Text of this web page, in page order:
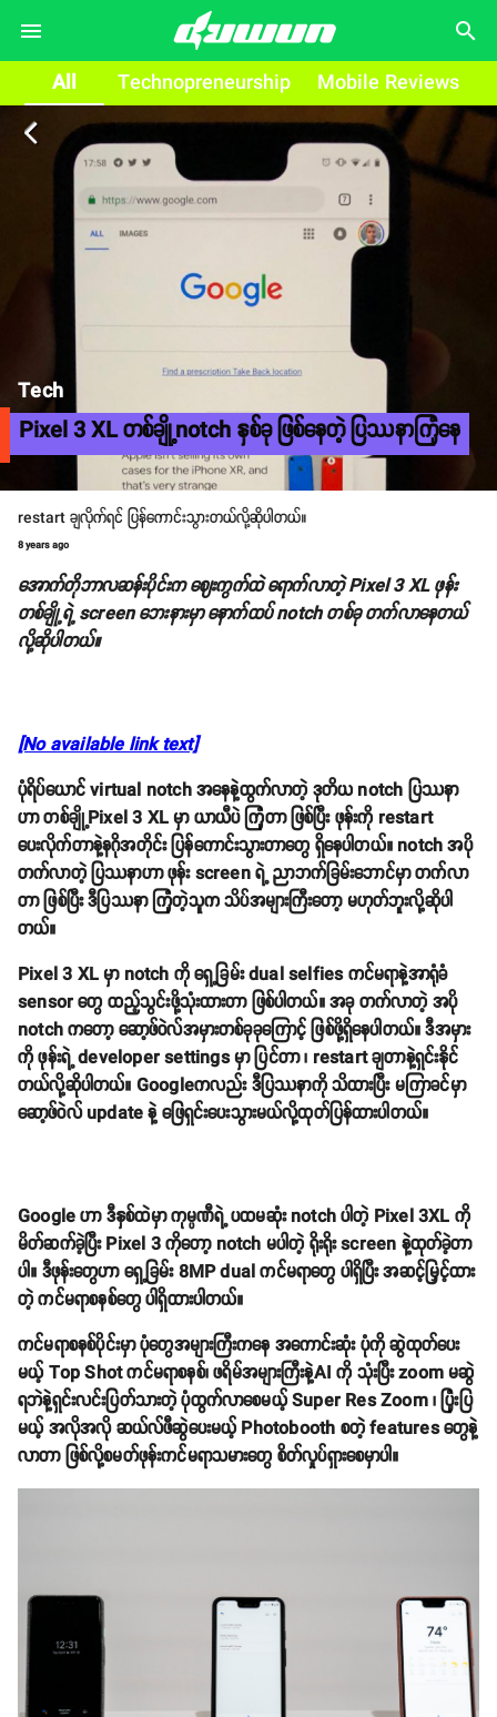
search
All Technopreneurship Mobile Reviews
arrow_back_ios
Tech
Pixel 3 XL တစ်ချို့notch နှစ်ခု ဖြစ်နေတဲ့ ပြဿနာကြုံနေ
restart ချလိုက်ရင် ပြန်ကောင်းသွားတယ်လို့ဆိုပါတယ်။
8 years ago
အောက်တိုဘာလဆန်းပိုင်းက ဈေးကွက်ထဲ ရောက်လာတဲ့ Pixel 3 XL ဖုန်း
တစ်ချို့ရဲ့ screen ဘေးနားမှာ နောက်ထပ် notch တစ်ခု တက်လာနေတယ်
လို့ဆိုပါတယ်။
[No available link text]
ပုံရိပ်ယောင် virtual notch အနေနဲ့ထွက်လာတဲ့ ဒုတိယ notch ပြဿနာ
ဟာ တစ်ချို့Pixel 3 XL မှာ ယာယီပဲ ကြုံတာ ဖြစ်ပြီး ဖုန်းကို restart
ပေးလိုက်တာနဲ့နဂိုအတိုင်း ပြန်ကောင်းသွားတာတွေ ရှိနေပါတယ်။ notch အပို
တက်လာတဲ့ ပြဿနာဟာ ဖုန်း screen ရဲ့ ညာဘက်ခြမ်းဘောင်မှာ တက်လာ
တာ ဖြစ်ပြီး ဒီပြဿနာ ကြုံတဲ့သူက သိပ်အများကြီးတော့ မဟုတ်ဘူးလို့ဆိုပါ
တယ်။
Pixel 3 XL မှာ notch ကို ရှေ့ခြမ်း dual selfies ကင်မရာနဲ့အာရုံခံ
sensor တွေ ထည့်သွင်းဖို့သုံးထားတာ ဖြစ်ပါတယ်။ အခု တက်လာတဲ့ အပို
notch ကတော့ ဆော့ဖ်ဝဲလ်အမှားတစ်ခုခုကြောင့် ဖြစ်ဖို့ရှိနေပါတယ်။ ဒီအမှား
ကို ဖုန်းရဲ့ developer settings မှာ ပြင်တာ ၊ restart ချတာနဲ့ရှင်းနိုင်
တယ်လို့ဆိုပါတယ်။ Googleကလည်း ဒီပြဿနာကို သိထားပြီး မကြာခင်မှာ
ဆော့ဖ်ဝဲလ် update နဲ့ ဖြေရှင်းပေးသွားမယ်လို့ထုတ်ပြန်ထားပါတယ်။
Google ဟာ ဒီနှစ်ထဲမှာ ကုမ္ပဏီရဲ့ ပထမဆုံး notch ပါတဲ့ Pixel 3XL ကို
မိတ်ဆက်ခဲ့ပြီး Pixel 3 ကိုတော့ notch မပါတဲ့ ရိုးရိုး screen နဲ့ထုတ်ခဲ့တာ
ပါ။ ဒီဖုန်းတွေဟာ ရှေ့ခြမ်း 8MP dual ကင်မရာတွေ ပါရှိပြီး အဆင့်မြှင့်ထား
တဲ့ ကင်မရာစနစ်တွေ ပါရှိထားပါတယ်။
ကင်မရာစနစ်ပိုင်းမှာ ပုံတွေအများကြီးကနေ အကောင်းဆုံး ပုံကို ဆွဲထုတ်ပေး
မယ့် Top Shot ကင်မရာစနစ်၊ ဖရိမ်အများကြီးနဲ့AI ကို သုံးပြီး zoom မဆွဲ
ရဘဲနဲ့ရှင်းလင်းပြတ်သားတဲ့ ပုံထွက်လာစေမယ့် Super Res Zoom ၊ ပြုံးပြ
မယ့် အလိုအလို ဆယ်လ်ဖီဆွဲပေးမယ့် Photobooth စတဲ့ features တွေနဲ့
လာတာ ဖြစ်လို့စမတ်ဖုန်းကင်မရာသမားတွေ စိတ်လှုပ်ရှားစေမှာပါ။